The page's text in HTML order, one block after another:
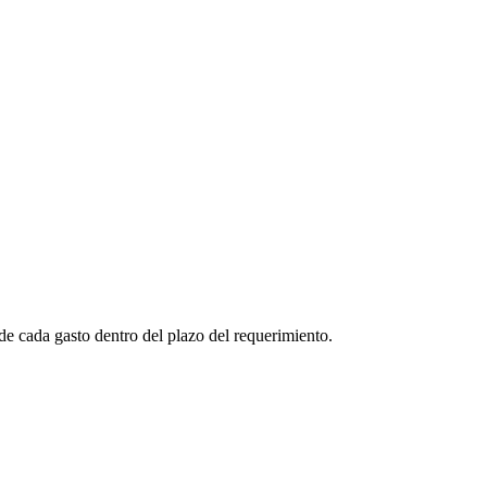
cada gasto dentro del plazo del requerimiento.